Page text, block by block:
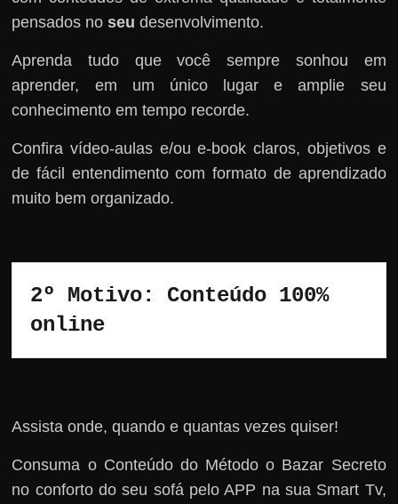
pensados noseu desenvolvimento.
Aprenda tudo que você sempre sonhou em
aprender, em um único lugar e amplie seu
conhecimento em tempo recorde.
Confira vídeo-aulas e/ou e-book claros, objetivos e
de fácil entendimento com formato de aprendizado
muito bem organizado.
2º Motivo: Conteúdo 100%
online
Assista onde, quando e quantas vezes quiser!
Consuma o Conteúdo do Método o Bazar Secreto
no conforto do seu sofá pelo APP na sua Smart Tv,